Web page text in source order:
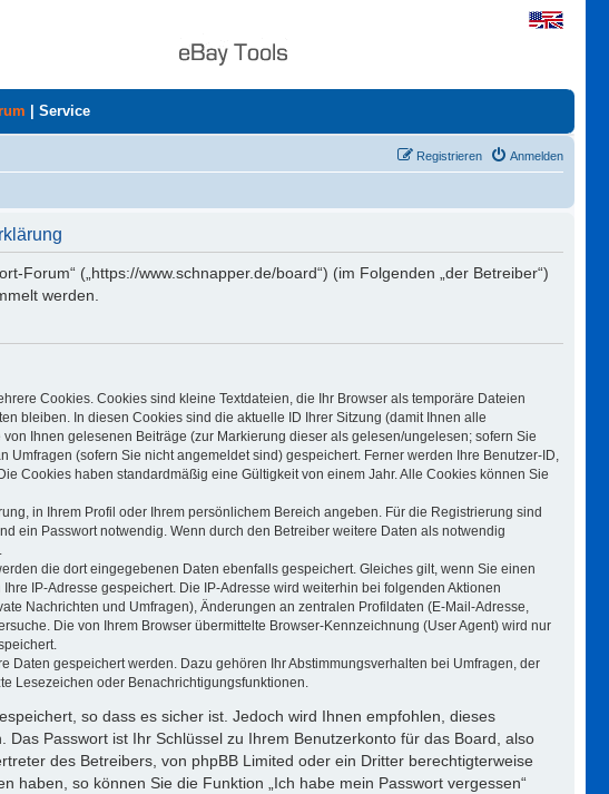
Service
Anmelden
Registrieren
Forum“ („https://www.schnapper.de/board“) (im Folgenden „der Betreiber“)
werden.
Cookies. Cookies sind kleine Textdateien, die Ihr Browser als temporäre Dateien
bleiben. In diesen Cookies sind die aktuelle ID Ihrer Sitzung (damit Ihnen alle
Ihnen gelesenen Beiträge (zur Markierung dieser als gelesen/ungelesen; sofern Sie
(sofern Sie nicht angemeldet sind) gespeichert. Ferner werden Ihre Benutzer-ID,
Cookies haben standardmäßig eine Gültigkeit von einem Jahr. Alle Cookies können Sie
in Ihrem Profil oder Ihrem persönlichem Bereich angeben. Für die Registrierung sind
ein Passwort notwendig. Wenn durch den Betreiber weitere Daten als notwendig
die dort eingegebenen Daten ebenfalls gespeichert. Gleiches gilt, wenn Sie einen
IP-Adresse gespeichert. Die IP-Adresse wird weiterhin bei folgenden Aktionen
Nachrichten und Umfragen), Änderungen an zentralen Profildaten (E-Mail-Adresse,
Die von Ihrem Browser übermittelte Browser-Kennzeichnung (User Agent) wird nur
Daten gespeichert werden. Dazu gehören Ihr Abstimmungsverhalten bei Umfragen, der
Lesezeichen oder Benachrichtigungsfunktionen.
so dass es sicher ist. Jedoch wird Ihnen empfohlen, dieses
Passwort ist Ihr Schlüssel zu Ihrem Benutzerkonto für das Board, also
des Betreibers, von phpBB Limited oder ein Dritter berechtigterweise
haben, so können Sie die Funktion „Ich habe mein Passwort vergessen“